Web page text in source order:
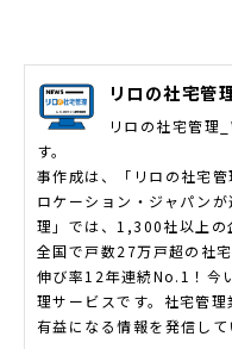
リロの社宅管
リロの社宅管理
す
事作成は、「リロの社宅
ロケーション・ジャパン
理」では、1,300社以上の
全国で戸数27万戸超の社
伸び率12年連続No.1！今
理サービスです。社宅管
有益になる情報を発信して